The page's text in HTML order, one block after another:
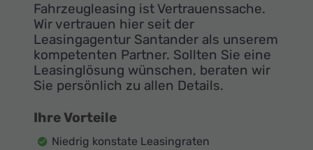
Fahrzeugleasing ist Vertrauenssache.
Wir vertrauen hier seit der
Leasingagentur Santander als unserem
kompetenten Partner. Sollten Sie eine
Leasinglösung wünschen, beraten wir
Sie persönlich zu allen Details.
Ihre Vorteile
Niedrig konstate Leasingraten